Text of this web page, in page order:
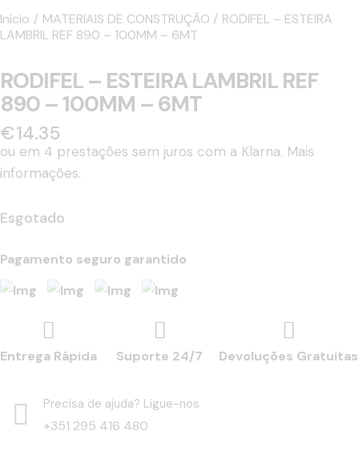
Início MATERIAIS DE CONSTRUÇÃO
RODIFEL – ESTEIRA
LAMBRIL REF 890 – 100MM – 6MT
RODIFEL – ESTEIRA LAMBRIL REF
890 – 100MM – 6MT
€14.35
ou em 4 prestações sem juros com a Klarna. Mais
informações.
Esgotado
Pagamento seguro garantido
Entrega Rápida Suporte 24/7 Devoluções Gratuitas
Precisa de ajuda? Ligue-nos
+351 295 416 480